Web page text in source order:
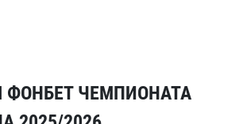
ФОНБЕТ ЧЕМПИОНАТА